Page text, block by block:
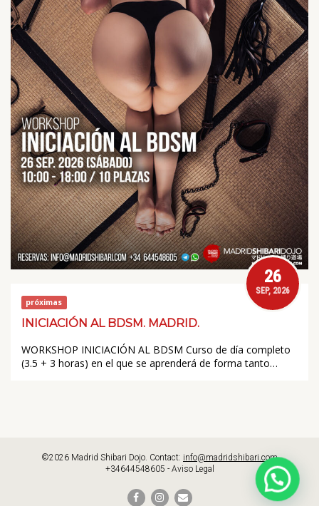
próximas
26
SEP, 2026
INICIACIÓN AL BDSM. MADRID.
WORKSHOP INICIACIÓN AL BDSM Curso de día completo
(3.5 + 3 horas) en el que se aprenderá de forma tanto…
©2026 Madrid Shibari Dojo. Contact: info@madridshibari.com
+34644548605 - Aviso Legal